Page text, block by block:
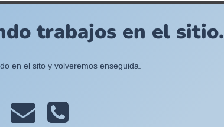
trabajos en el sitio.
en el sito y volveremos enseguida.